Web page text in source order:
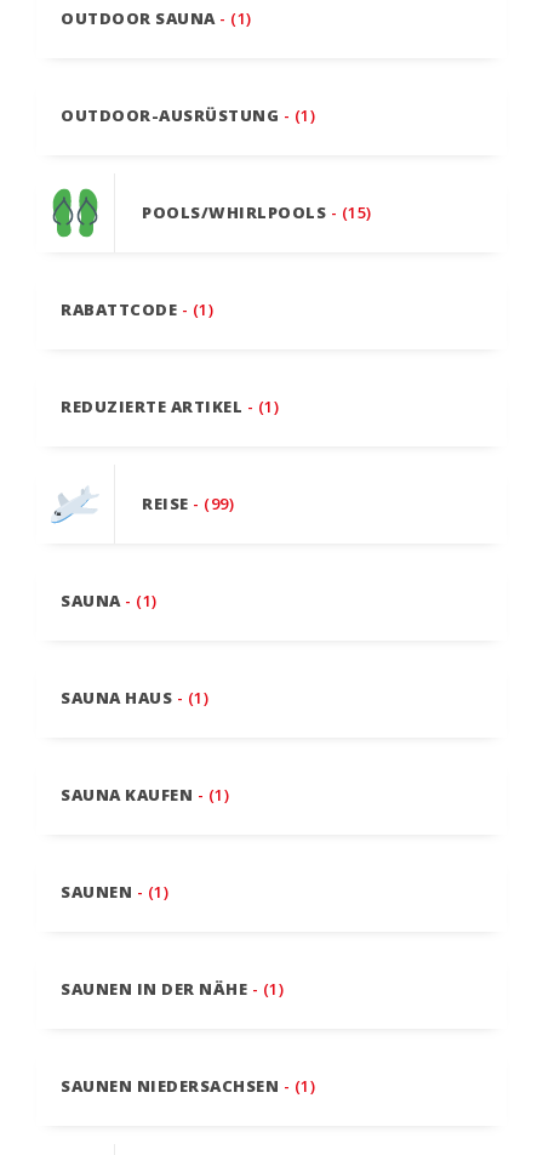
OUTDOOR SAUNA - (1)
OUTDOOR-AUSRÜSTUNG - (1)
POOLS/WHIRLPOOLS - (15)
RABATTCODE - (1)
REDUZIERTE ARTIKEL - (1)
REISE - (99)
SAUNA - (1)
SAUNA HAUS - (1)
SAUNA KAUFEN - (1)
SAUNEN - (1)
SAUNEN IN DER NÄHE - (1)
SAUNEN NIEDERSACHSEN - (1)